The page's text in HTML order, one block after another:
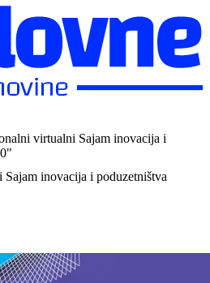
virtualni Sajam inovacija i
inovacija i poduzetništva